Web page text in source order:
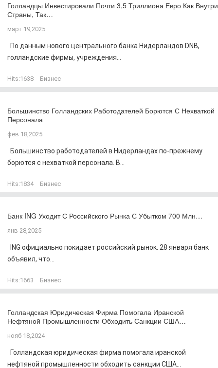
Голландцы Инвестировали Почти 3,5 Триллиона Евро Как Внутри
Страны, Так…
март 19,2025
По данным нового центрального банка Нидерландов DNB,
голландские фирмы, учреждения...
Hits:1638 Бизнес
Большинство Голландских Работодателей Борются С Нехваткой
Персонала
фев 18,2025
Большинство работодателей в Нидерландах по-прежнему
борются с нехваткой персонала. В...
Hits:1834 Бизнес
Банк ING Уходит С Российского Рынка С Убытком 700 Млн…
янв 28,2025
ING официально покидает российский рынок. 28 января банк
объявил, что...
Hits:1663 Бизнес
Голландская Юридическая Фирма Помогала Иранской
Нефтяной Промышленности Обходить Санкции США…
нояб 18,2024
Голландская юридическая фирма помогала иранской
нефтяной промышленности обходить санкции США...